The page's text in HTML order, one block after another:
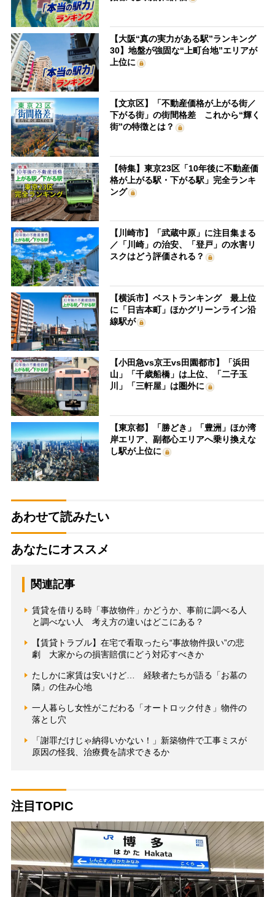
【大阪“真の実力がある駅”ランキング
30】地盤が強固な“上町台地”エリアが
上位に
【文京区】「不動産価格が上がる街／
下がる街」の街間格差 これから“輝く
街”の特徴とは？
【特集】東京23区「10年後に不動産価
格が上がる駅・下がる駅」完全ランキ
ング
【川崎市】「武蔵中原」に注目集まる
／「川崎」の治安、「登戸」の水害リ
スクはどう評価される？
【横浜市】ベストランキング 最上位
に「日吉本町」ほかグリーンライン沿
線駅が
【小田急vs京王vs田園都市】「浜田
山」「千歳船橋」は上位、「二子玉
川」「三軒屋」は圏外に
【東京都】「勝どき」「豊洲」ほか湾
岸エリア、副都心エリアへ乗り換えな
し駅が上位に
あわせて読みたい
あなたにオススメ
関連記事
賃貸を借りる時「事故物件」かどうか、事前に調べる人
と調べない人 考え方の違いはどこにある？
【賃貸トラブル】在宅で看取ったら“事故物件扱い”の悲
劇 大家からの損害賠償にどう対応すべきか
たしかに家賃は安いけど… 経験者たちが語る「お墓の
隣」の住み心地
一人暮らし女性がこだわる「オートロック付き」物件の
落とし穴
「謝罪だけじゃ納得いかない！」新築物件で工事ミスが
原因の怪我、治療費を請求できるか
注目TOPIC